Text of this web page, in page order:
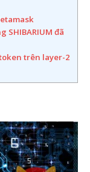
SHIBARIUM đã
trên layer-2